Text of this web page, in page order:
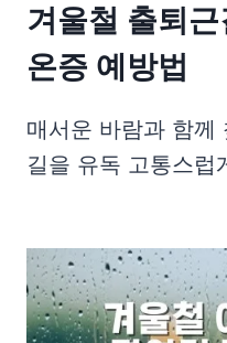
겨울철 출퇴
온증 예방법
매서운 바람과 함께
길을 유독 고통스